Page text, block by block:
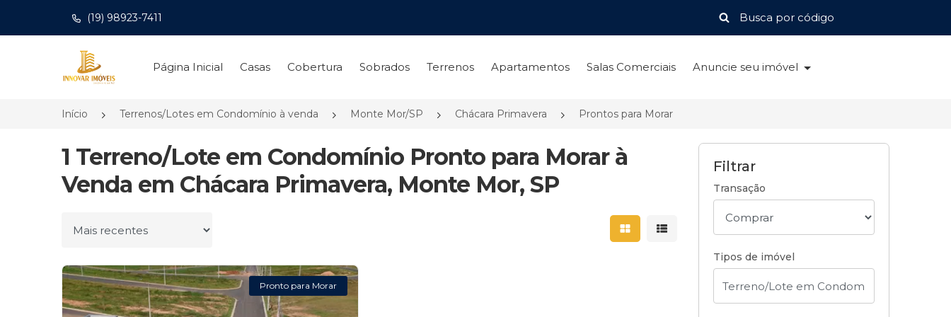
(19) 98923-7411
Página inicial
Página Inicial Casas Cobertura Sobrados Terrenos Apartamentos Salas Comerciais Anuncie seu imóvel
Início Terrenos/Lotes em Condomínio à venda Monte Mor/SP Chácara Primavera Prontos para Morar
1 Terreno/Lote em Condomínio Pronto para Morar à
Venda em Chácara Primavera, Monte Mor, SP
Ordenar por Mostrar resultados em grade
Mostrar resultados em lista
Pronto para Morar
Filtrar
Transação
Tipos de imóvel